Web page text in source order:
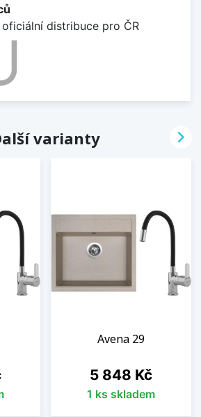
distribuce pro ČR
varianty
Avena 29
Cena
5 848 Kč
1 ks skladem
